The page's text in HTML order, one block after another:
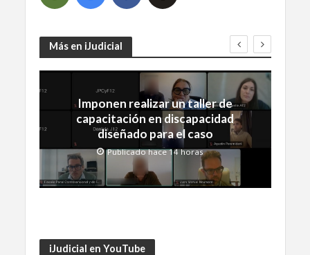
Más en iJudicial
Imponen realizar un taller de
capacitación en discapacidad
diseñado para el caso
Publicado hace 14 horas
iJudicial en YouTube